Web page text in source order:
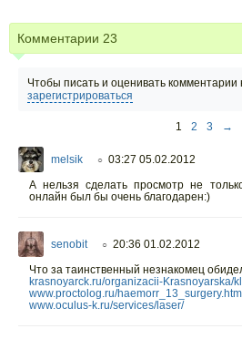
Комментарии 23
Чтобы писать и оценивать комментарии
зарегистрироваться
1 2 3 →
melsik ○ 03:27 05.02.2012
А нельзя сделать просмотр не
онлайн был бы очень благодарен:)
senobit ○ 20:36 01.02.2012
Что за таинственный незнакомец
krasnoyarck.ru/organizacii-Krasnoyarska/
www.proctolog.ru/haemorr_13_surgery.htm
www.oculus-k.ru/services/laser/